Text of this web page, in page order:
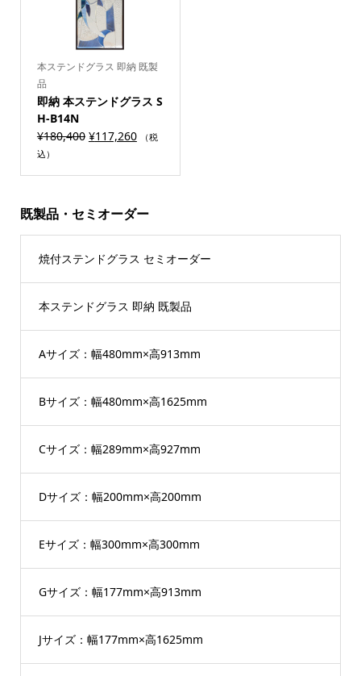
本ステンドグラス 即納 既製
品
即納 本ステンドグラス S
H-B14N
¥180,400 ¥117,260
（税
込）
既製品・セミオーダー
焼付ステンドグラス セミオーダー
本ステンドグラス 即納 既製品
Aサイズ：幅480mm×高913mm
Bサイズ：幅480mm×高1625mm
Cサイズ：幅289mm×高927mm
Dサイズ：幅200mm×高200mm
Eサイズ：幅300mm×高300mm
Gサイズ：幅177mm×高913mm
Jサイズ：幅177mm×高1625mm